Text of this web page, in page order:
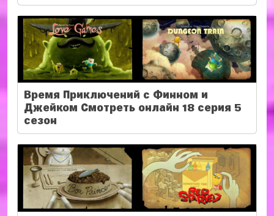
Время Приключений с Финном и
Джейком Смотреть онлайн 18 серия 5
сезон